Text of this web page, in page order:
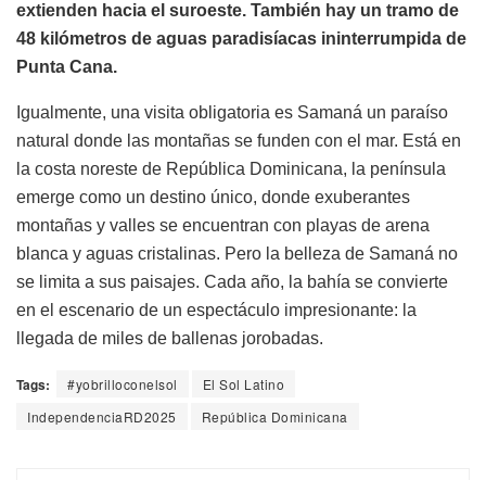
extienden hacia el suroeste. También hay un tramo de
48 kilómetros de aguas paradisíacas ininterrumpida de
Punta Cana.
Igualmente, una visita obligatoria es Samaná un paraíso
natural donde las montañas se funden con el mar. Está en
la costa noreste de República Dominicana, la península
emerge como un destino único, donde exuberantes
montañas y valles se encuentran con playas de arena
blanca y aguas cristalinas. Pero la belleza de Samaná no
se limita a sus paisajes. Cada año, la bahía se convierte
en el escenario de un espectáculo impresionante: la
llegada de miles de ballenas jorobadas.
Tags: #yobrilloconelsol
El Sol Latino
IndependenciaRD2025
República Dominicana